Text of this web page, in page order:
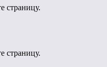
страницу.
страницу.